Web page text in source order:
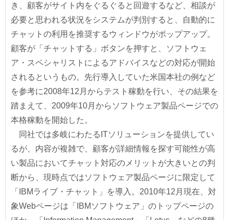
き、顧客がサイト内をぐるぐると回遊するなど、相談が
必要と思われる状況をシステムが判別すると、自動的に
チャットの利用を推奨するウィンドウがポップアップ。
顧客が「チャットする」ボタンを押すと、ソフトウェ
ア・スペシャリストによるアドバイスなどの対応が開始
されるというもの。先行導入していた米国本社の例など
を参考に2008年12月からテスト稼動を行い、その結果を
踏まえて、2009年10月からソフトウェア製品ページでの
本格稼動を開始した。
同社では多岐にわたるITソリューションを提供してい
るが、内容が複雑で、顧客が詳細情報を探す可能性が高
い製品においてチャット対応のメリットが大きいとの判
断から、現時点ではソフトウェア製品ページに限定して
「IBMライブ・チャット」を導入。2010年12月現在、対
象Webページは「IBMソフトウェア」のトップページの